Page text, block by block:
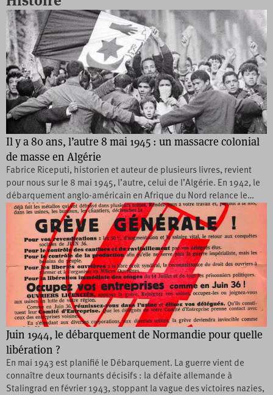
Il y a 80 ans, l’autre 8 mai 1945 : un massacre colonial
de masse en Algérie
Fabrice Riceputi, historien et auteur de plusieurs livres, revient
pour nous sur le 8 mai 1945, l’autre, celui de l’Algérie. En 1942, le
débarquement anglo-américain en Afrique du Nord relance le…
Juin 1944, le débarquement de Normandie pour quelle
libération ?
En mai 1943 est planifié le Débarquement. La guerre vient de
connaître deux tournants décisifs : la défaite allemande à
Stalingrad en février 1943, stoppant la vague des victoires nazies,